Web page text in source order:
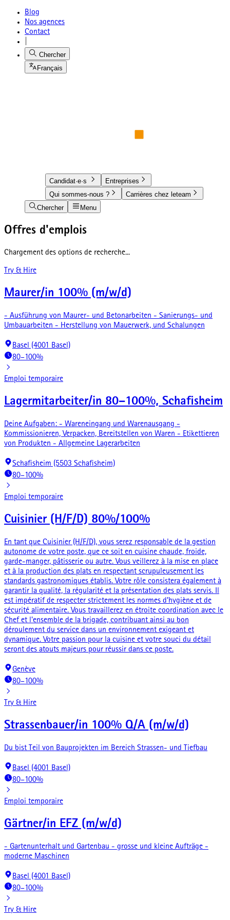
Blog
Nos agences
Contact
Chercher
Français
Candidat·e·s
Entreprises
Qui sommes-nous ?
Carrières chez leteam
Chercher
Menu
Offres d'emplois
Chargement des options de recherche...
Try & Hire
Maurer/in 100% (m/w/d)
- Ausführung von Maurer- und Betonarbeiten - Sanierungs- und
Umbauarbeiten - Herstellung von Mauerwerk, und Schalungen
Basel (4001 Basel)
80–100%
Emploi temporaire
Lagermitarbeiter/in 80–100%, Schafisheim
Deine Aufgaben: - Wareneingang und Warenausgang -
Kommissionieren, Verpacken, Bereitstellen von Waren - Etikettieren
von Produkten - Allgemeine Lagerarbeiten
Schafisheim (5503 Schafisheim)
80–100%
Emploi temporaire
Cuisinier (H/F/D) 80%/100%
En tant que Cuisinier (H/F/D), vous serez responsable de la gestion
autonome de votre poste, que ce soit en cuisine chaude, froide,
garde-manger, pâtisserie ou autre. Vous veillerez à la mise en place
et à la production des plats en respectant scrupuleusement les
standards gastronomiques établis. Votre rôle consistera également à
garantir la qualité, la régularité et la présentation des plats servis. Il
est impératif de respecter strictement les normes d’hygiène et de
sécurité alimentaire. Vous travaillerez en étroite coordination avec le
Chef et l'ensemble de la brigade, contribuant ainsi au bon
déroulement du service dans un environnement exigeant et
dynamique. Votre passion pour la cuisine et votre souci du détail
seront des atouts majeurs pour réussir dans ce poste.
Genève
80–100%
Try & Hire
Strassenbauer/in 100% Q/A (m/w/d)
Du bist Teil von Bauprojekten im Bereich Strassen- und Tiefbau
Basel (4001 Basel)
80–100%
Emploi temporaire
Gärtner/in EFZ (m/w/d)
- Gartenunterhalt und Gartenbau - grosse und kleine Aufträge -
moderne Maschinen
Basel (4001 Basel)
80–100%
Try & Hire